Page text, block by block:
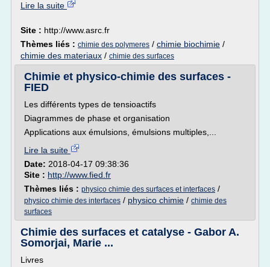
Lire la suite
Site : http://www.asrc.fr
Thèmes liés : chimie des polymeres / chimie biochimie /
chimie des materiaux / chimie des surfaces
Chimie et physico-chimie des surfaces -
FIED
Les différents types de tensioactifs
Diagrammes de phase et organisation
Applications aux émulsions, émulsions multiples,...
Lire la suite
Date: 2018-04-17 09:38:36
Site : http://www.fied.fr
Thèmes liés : physico chimie des surfaces et interfaces /
physico chimie des interfaces / physico chimie / chimie des
surfaces
Chimie des surfaces et catalyse - Gabor A.
Somorjai, Marie ...
Livres